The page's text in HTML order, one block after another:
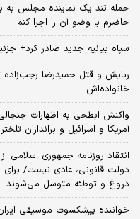
حمله تند یک نماینده مجلس به
حاضرم با وضو آن را اجرا کنم
سپاه بیانیه جدید صادر کرد+
ربایش و قتل حمیدرضا رجب‌زاده
خانواده‌اش
واکنش ابطحی به اظهارات
آمریکا و اسرائیل و براندازان
انتقاد روزنامه جمهوری
دولت قانونی، عادی نیست/
دروغ و توطئه متوسل می‌شوند
خواننده پیشکسوت موسیقی